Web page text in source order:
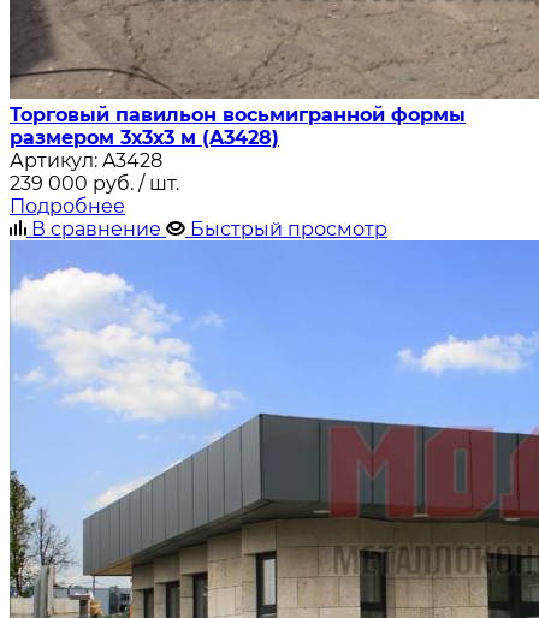
Торговый павильон восьмигранной формы
размером 3х3х3 м (A3428)
Артикул: A3428
239 000 руб. / шт.
Подробнее
В сравнение
Быстрый просмотр